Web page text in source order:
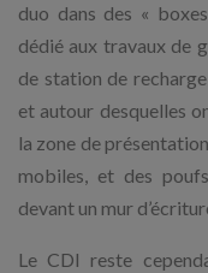
duo dans des «
dédié aux travaux de
de station de
et autour desquelles
la zone de
mobiles, et des
devant un mur
Le CDI reste